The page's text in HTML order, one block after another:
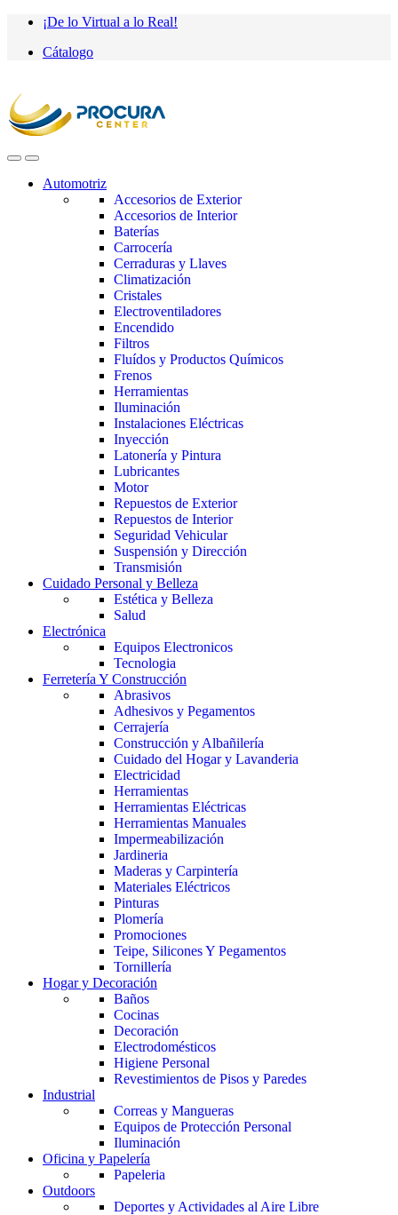
Saltar
navegación
saltar
contenido
¡De lo Virtual a lo Real!
Cátalogo
Automotriz
Accesorios de Exterior
Accesorios de Interior
Baterías
Carrocería
Cerraduras y Llaves
Climatización
Cristales
Electroventiladores
Encendido
Filtros
Fluídos y Productos Químicos
Frenos
Herramientas
Iluminación
Instalaciones Eléctricas
Inyección
Latonería y Pintura
Lubricantes
Motor
Repuestos de Exterior
Repuestos de Interior
Seguridad Vehicular
Suspensión y Dirección
Transmisión
Cuidado Personal y Belleza
Estética y Belleza
Salud
Electrónica
Equipos Electronicos
Tecnologia
Ferretería Y Construcción
Abrasivos
Adhesivos y Pegamentos
Cerrajería
Construcción y Albañilería
Cuidado del Hogar y Lavanderia
Electricidad
Herramientas
Herramientas Eléctricas
Herramientas Manuales
Impermeabilización
Jardineria
Maderas y Carpintería
Materiales Eléctricos
Pinturas
Plomería
Promociones
Teipe, Silicones Y Pegamentos
Tornillería
Hogar y Decoración
Baños
Cocinas
Decoración
Electrodomésticos
Higiene Personal
Revestimientos de Pisos y Paredes
Industrial
Correas y Mangueras
Equipos de Protección Personal
Iluminación
Oficina y Papelería
Papeleria
Outdoors
Deportes y Actividades al Aire Libre